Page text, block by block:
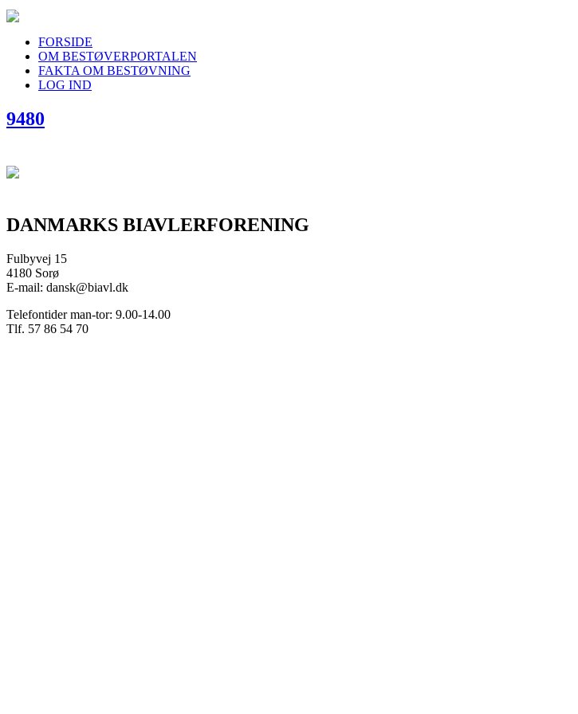
FORSIDE
OM BESTØVERPORTALEN
FAKTA OM BESTØVNING
LOG IND
9480
DANMARKS BIAVLERFORENING
Fulbyvej 15
4180 Sorø
E-mail: dansk@biavl.dk
Telefontider man-tor: 9.00-14.00
Tlf. 57 86 54 70